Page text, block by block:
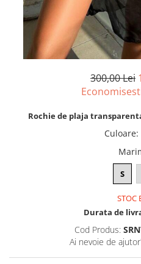
300,00 Lei
Rochie de plaja
Culoare:
S
STOC
Durata de
Cod Produs:
Ai nevoie de